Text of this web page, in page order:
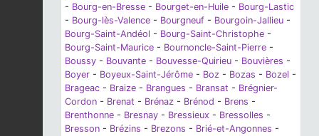
- Bourg-en-Bresse - Bourget-en-Huile - Bourg-Lastic
- Bourg-lès-Valence - Bourgneuf - Bourgoin-Jallieu -
Bourg-Saint-Andéol - Bourg-Saint-Christophe -
Bourg-Saint-Maurice - Bournoncle-Saint-Pierre -
Boussy - Bouvante - Bouvesse-Quirieu - Bouvières -
Boyer - Boyeux-Saint-Jérôme - Boz - Bozas - Bozel -
Brageac - Braize - Brangues - Bransat - Brégnier-
Cordon - Brenat - Brénaz - Brénod - Brens -
Brenthonne - Bresnay - Bressieux - Bressolles -
Bresson - Brézins - Brezons - Brié-et-Angonnes -